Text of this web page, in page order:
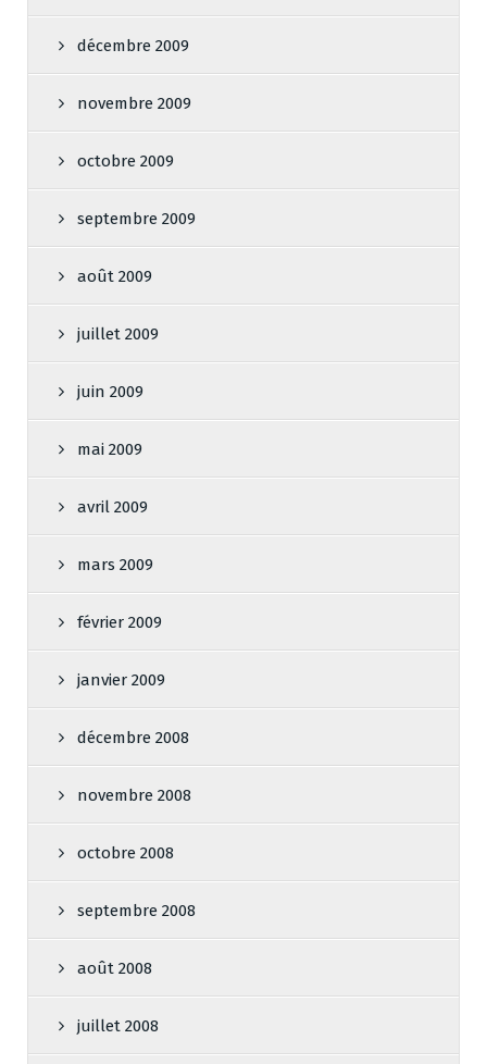
décembre 2009
novembre 2009
octobre 2009
septembre 2009
août 2009
juillet 2009
juin 2009
mai 2009
avril 2009
mars 2009
février 2009
janvier 2009
décembre 2008
novembre 2008
octobre 2008
septembre 2008
août 2008
juillet 2008